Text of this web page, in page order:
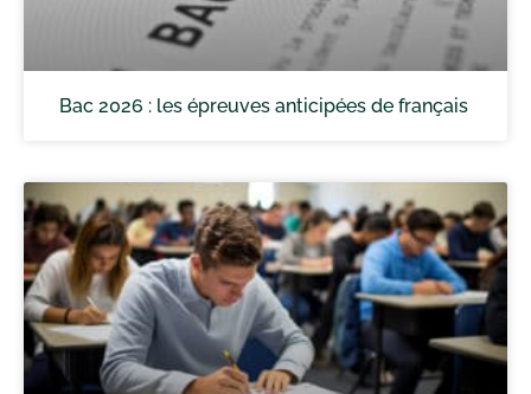
Bac 2026 : les épreuves anticipées de français